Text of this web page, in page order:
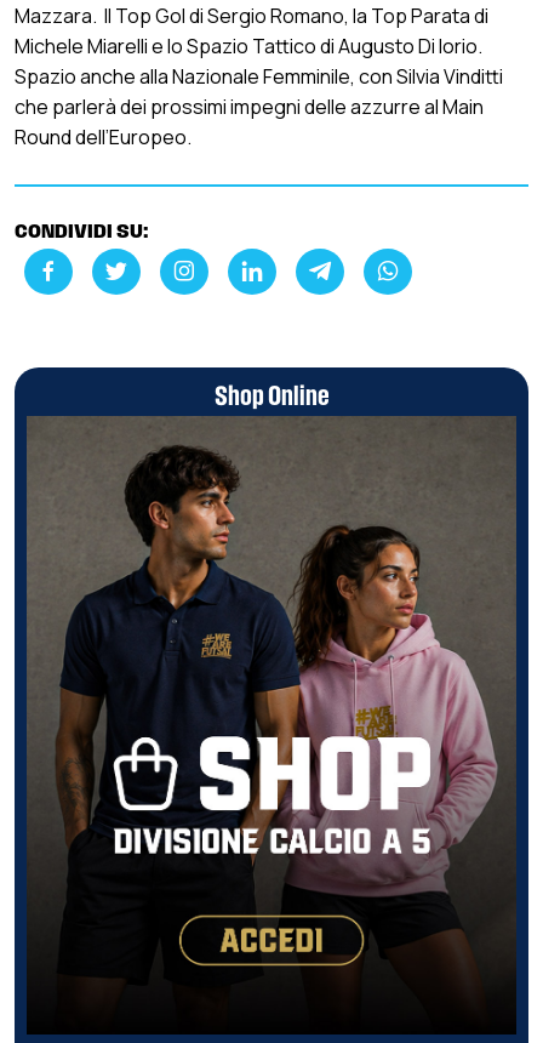
Mazzara. Il Top Gol di Sergio Romano, la Top Parata di
Michele Miarelli e lo Spazio Tattico di Augusto Di Iorio.
Spazio anche alla Nazionale Femminile, con Silvia Vinditti
che parlerà dei prossimi impegni delle azzurre al Main
Round dell’Europeo.
CONDIVIDI SU:
Shop Online